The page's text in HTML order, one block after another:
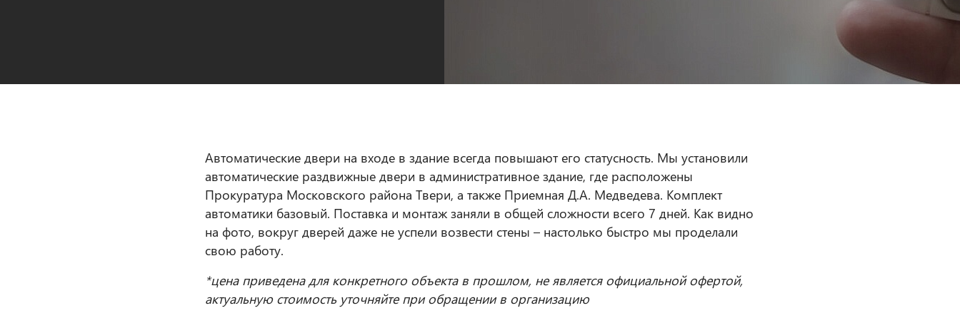
Автоматические двери на входе в здание всегда повышают его статусность. Мы установили
автоматические раздвижные двери в административное здание, где расположены
Прокуратура Московского района Твери, а также Приемная Д.А. Медведева. Комплект
автоматики базовый. Поставка и монтаж заняли в общей сложности всего 7 дней. Как видно
на фото, вокруг дверей даже не успели возвести стены – настолько быстро мы проделали
свою работу.
*цена приведена для конкретного объекта в прошлом, не является официальной офертой,
актуальную стоимость уточняйте при обращении в организацию